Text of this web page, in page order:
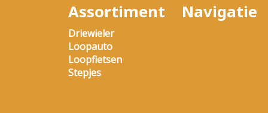
Assortiment
Driewieler
Loopauto
Loopfietsen
Stepjes
Navigatie